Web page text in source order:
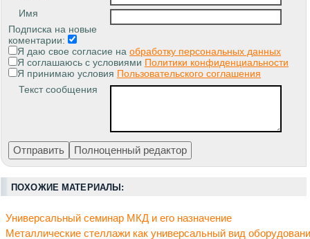
Имя
Подписка на новые
коментарии:
Я даю свое согласие на обработку персональных данных
Я соглашаюсь с условиями Политики конфиденциальности
Я принимаю условия Пользовательского соглашения
Текст сообщения
ПОХОЖИЕ МАТЕРИАЛЫ:
Универсальный семинар МКД и его назначение
Металлические стеллажи как универсальный вид